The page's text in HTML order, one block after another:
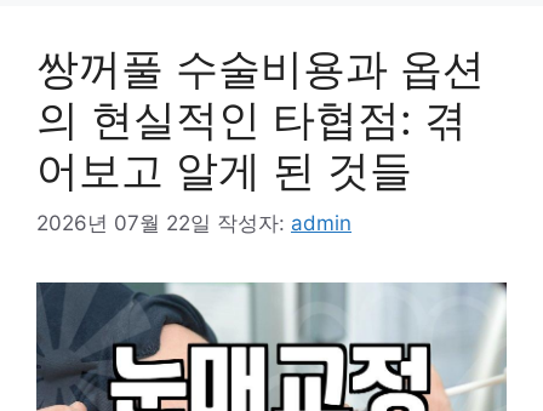
쌍꺼풀 수술비용과 옵션
의 현실적인 타협점: 겪
어보고 알게 된 것들
2026년 07월 22일 작성자: admin